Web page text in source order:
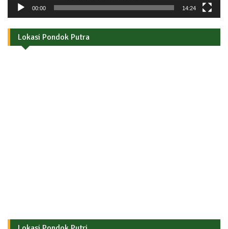
00:00 14:24
Lokasi Pondok Putra